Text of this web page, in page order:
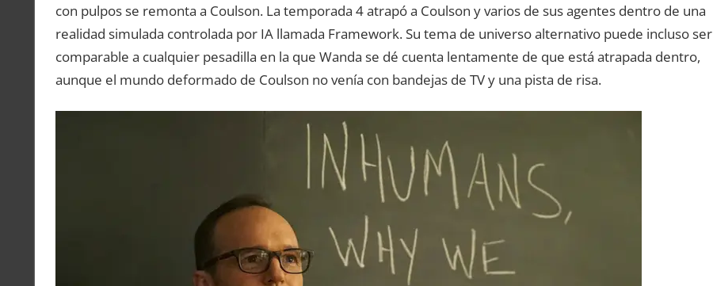
con pulpos se remonta a Coulson. La temporada 4 atrapó a Coulson y varios de sus agentes dentro de una
realidad simulada controlada por IA llamada Framework. Su tema de universo alternativo puede incluso ser
comparable a cualquier pesadilla en la que Wanda se dé cuenta lentamente de que está atrapada dentro,
aunque el mundo deformado de Coulson no venía con bandejas de TV y una pista de risa.